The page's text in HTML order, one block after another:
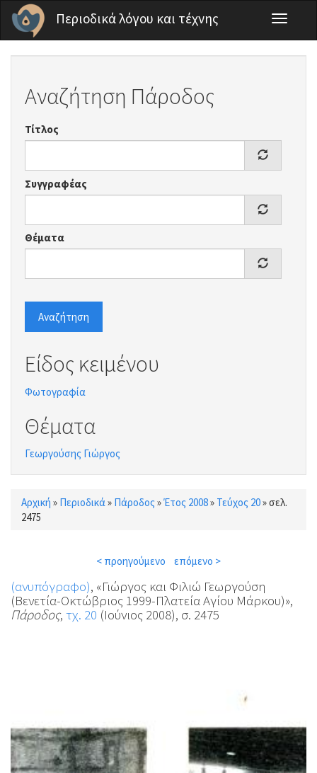
Παράκαμψη προς το κυρίως περιεχόμενο
Περιοδικά λόγου και τέχνης
Toggle
Αναζήτηση Πάροδος
Τίτλος
Συγγραφέας
Θέματα
Αναζήτηση
Είδος κειμένου
Φωτογραφία
Θέματα
Γεωργούσης Γιώργος
Είστε εδώ
Αρχική » Περιοδικά» Πάροδος »Έτος 2008» Τεύχος 20»σελ.
2475
< προηγούμενο επόμενο >
(ανυπόγραφο), «Γιώργος και Φιλιώ Γεωργούση
(Βενετία-Οκτώβριος 1999-Πλατεία Αγίου Μάρκου)»,
Πάροδος, τχ. 20 (Ιούνιος 2008), σ. 2475